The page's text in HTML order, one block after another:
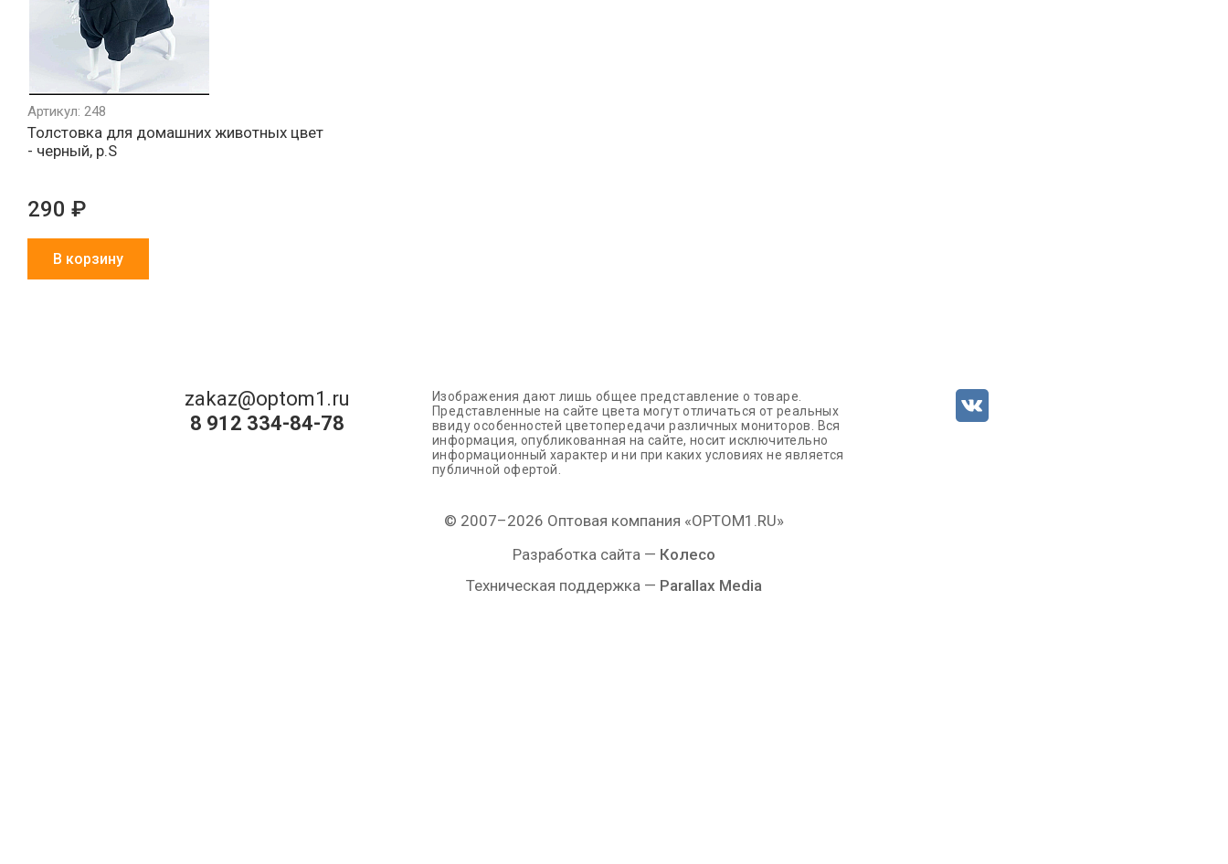
Артикул: 248
Толстовка для домашних животных цвет
- черный, р.S
290 ₽
В корзину
zakaz@optom1.ru
8 912 334-84-78
Изображения дают лишь общее представление о товаре.
Представленные на сайте цвета могут отличаться от реальных
ввиду особенностей цветопередачи различных мониторов. Вся
информация, опубликованная на сайте, носит исключительно
информационный характер и ни при каких условиях не является
публичной офертой.
© 2007–2026 Оптовая компания «OPTOM1.RU»
Разработка сайта — Колесо
Техническая поддержка — Parallax Media